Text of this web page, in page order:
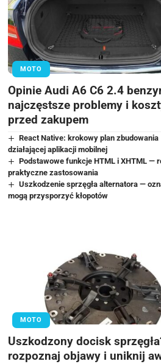
MOTO
Opinie Audi A6 C6 2.4
najczęstsze problemy i
przed zakupem
React Native: krokowy plan zbudowania
działającej aplikacji mobilnej
Podstawowe funkcje HTML i XHTML —
praktyczne zastosowania
Uszkodzenie sprzęgła alternatora —
mogą przysporzyć kłopotów
MOTO
Uszkodzony docisk
rozpoznaj objawy i uniknij